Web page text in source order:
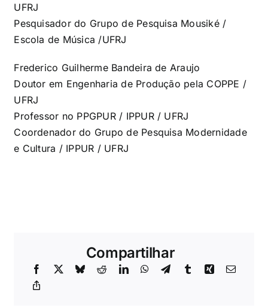
UFRJ
Pesquisador do Grupo de Pesquisa Mousiké /
Escola de Música /UFRJ
Frederico Guilherme Bandeira de Araujo
Doutor em Engenharia de Produção pela COPPE /
UFRJ
Professor no PPGPUR / IPPUR / UFRJ
Coordenador do Grupo de Pesquisa Modernidade
e Cultura / IPPUR / UFRJ
Compartilhar